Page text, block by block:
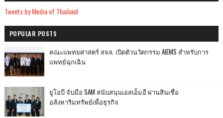
Tweets by Media of Thailand
POPULAR POSTS
คณะแพทยศาสตร์ สจล. เปิดตัวนวัตกรรม AIEMS สำหรับการ
แพทย์ฉุกเฉิน
ยูโอบี จับมือ SAM สนับสนุนเอสเอ็มอี ผ่านสินเชื่อ
อสังหาริมทรัพย์เพื่อธุรกิจ